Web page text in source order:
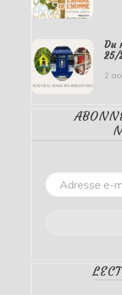
Du
25/
2